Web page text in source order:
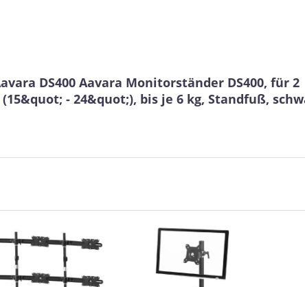
DS400 Aavara Monitorständer DS400, für 2
- 24&quot;), bis je 6 kg, Standfuß,